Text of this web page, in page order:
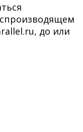
до или